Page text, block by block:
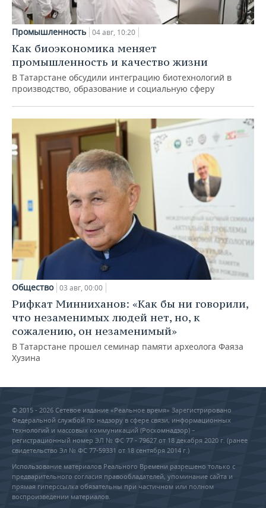
Промышленность 04 авг, 10:20
Как биоэкономика меняет
промышленность и качество жизни
В Татарстане обсудили интеграцию биотехнологий в
производство, образование и социальную сферу
Общество 03 авг, 00:00
Рифкат Минниханов: «Как бы ни говорили,
что незаменимых людей нет, но, к
сожалению, он незаменимый»
В Татарстане прошел семинар памяти археолога Фаяза
Хузина
© 2015 - 2026 Сетевое издание «Реальное время» Зарегистрировано
Федеральной службой по надзору в сфере связи, информационных
технологий и массовых коммуникаций (Роскомнадзор) –
регистрационный номер ЭЛ № ФС 77 - 79627 от 18 декабря 2020 г. (ранее
свидетельство Эл № ФС 77-59331 от 18 сентября 2014 г.)
Использование материалов Реального Времени разрешено только с
предварительного согласия правообладателей, упоминание сайта и
прямая гиперссылка обязательны при частичном или полном
воспроизведении материалов.